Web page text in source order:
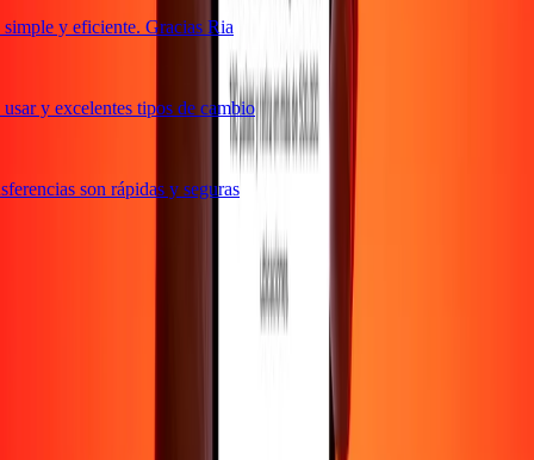
y eficiente. Gracias Ria
y excelentes tipos de cambio
son rápidas y seguras